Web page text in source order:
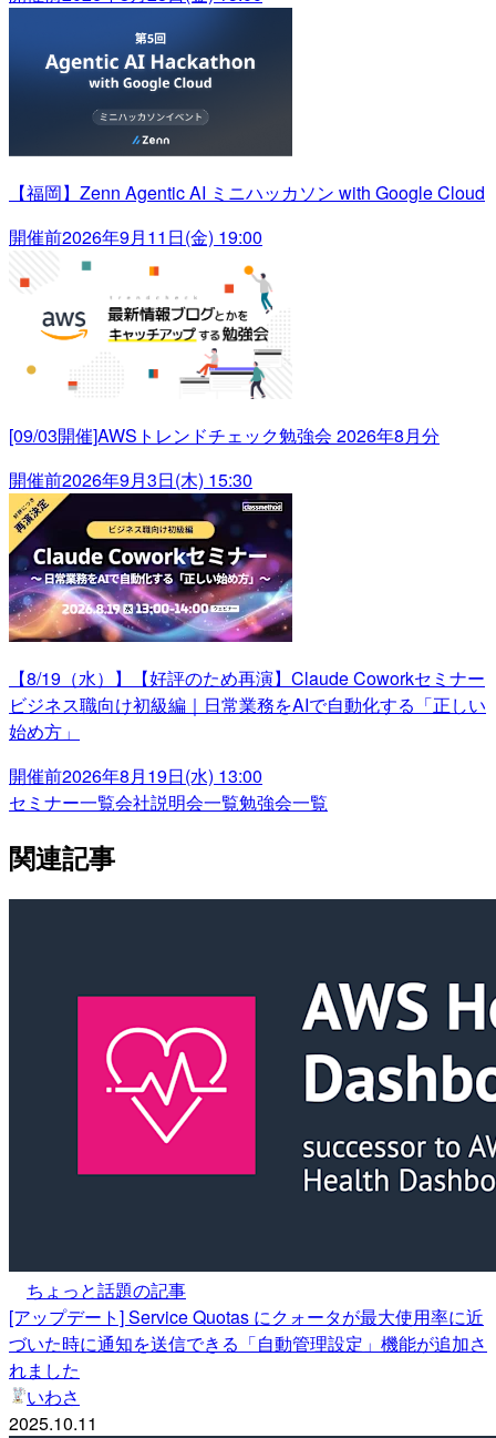
【福岡】Zenn Agentic AI ミニハッカソン with Google Cloud
開催前2026年9月11日(金) 19:00
[09/03開催]AWSトレンドチェック勉強会 2026年8月分
開催前2026年9月3日(木) 15:30
【8/19（水）】【好評のため再演】Claude Coworkセミナー
ビジネス職向け初級編｜日常業務をAIで自動化する「正しい
始め方」
開催前2026年8月19日(水) 13:00
セミナー一覧会社説明会一覧勉強会一覧
関連記事
ちょっと話題の記事
[アップデート] Service Quotas にクォータが最大使用率に近
づいた時に通知を送信できる「自動管理設定」機能が追加さ
れました
いわさ
2025.10.11